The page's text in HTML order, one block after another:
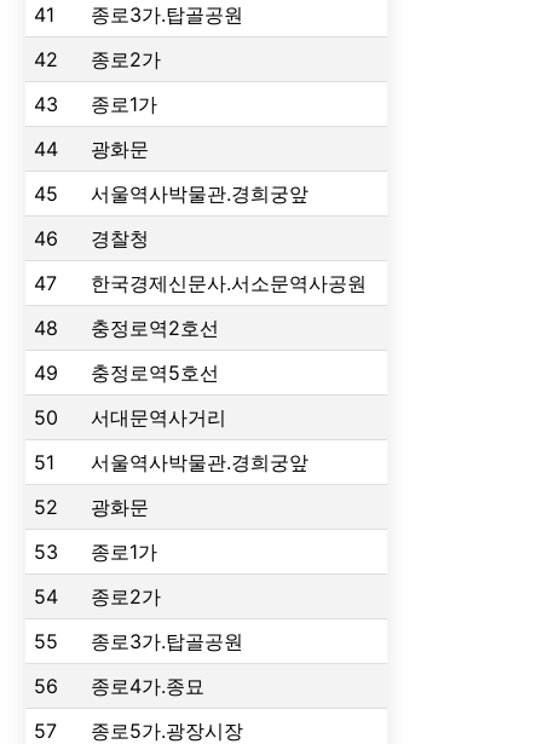
41
종로3가.탑골공원
42
종로2가
43
종로1가
44
광화문
45
서울역사박물관.경희궁앞
46
경찰청
47
한국경제신문사.서소문역사공원
48
충정로역2호선
49
충정로역5호선
50
서대문역사거리
51
서울역사박물관.경희궁앞
52
광화문
53
종로1가
54
종로2가
55
종로3가.탑골공원
56
종로4가.종묘
57
종로5가.광장시장